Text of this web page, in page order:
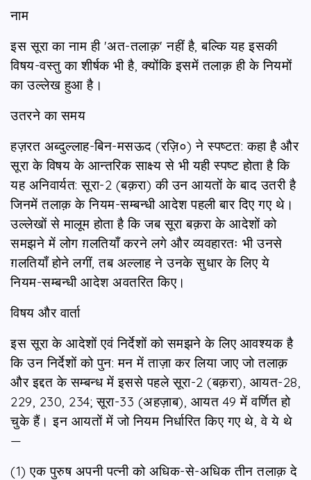
नाम
इस सूरा का नाम ही 'अत-तलाक़' नहीं है, बल्कि यह इसकी
विषय-वस्तु का शीर्षक भी है, क्योंकि इसमें तलाक़ ही के नियमों
का उल्लेख हुआ है।
उतरने का समय
हज़रत अब्दुल्लाह-बिन-मसऊद (रज़ि०) ने स्पष्टत: कहा है और
सूरा के विषय के आन्तरिक साक्ष्य से भी यही स्पष्ट होता है कि
यह अनिवार्यत: सूरा-2 (बक़रा) की उन आयतों के बाद उतरी है
जिनमें तलाक़ के नियम-सम्बन्धी आदेश पहली बार दिए गए थे।
उल्लेखों से मालूम होता है कि जब सूरा बक़रा के आदेशों को
समझने में लोग ग़लतियाँ करने लगे और व्यवहारतः भी उनसे
ग़लतियाँ होने लगीं, तब अल्लाह ने उनके सुधार के लिए ये
नियम-सम्बन्धी आदेश अवतरित किए।
विषय और वार्ता
इस सूरा के आदेशों एवं निर्देशों को समझने के लिए आवश्यक है
कि उन निर्देशों को पुन: मन में ताज़ा कर लिया जाए जो तलाक़
और इद्दत के सम्बन्ध में इससे पहले सूरा-2 (बक़रा), आयत-28,
229, 230, 234; सूरा-33 (अहज़ाब), आयत 49 में वर्णित हो
चुके हैं। इन आयतों में जो नियम निर्धारित किए गए थे, वे ये थे
—
(1) एक पुरुष अपनी पत्‍नी को अधिक-से-अधिक तीन तलाक़ दे